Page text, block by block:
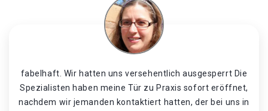
fabelhaft. Wir hatten uns versehentlich ausgesperrt Die
Spezialisten haben meine Tür zu Praxis sofort eröffnet,
nachdem wir jemanden kontaktiert hatten, der bei uns in